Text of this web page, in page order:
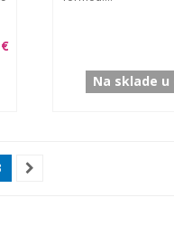
Na sklade